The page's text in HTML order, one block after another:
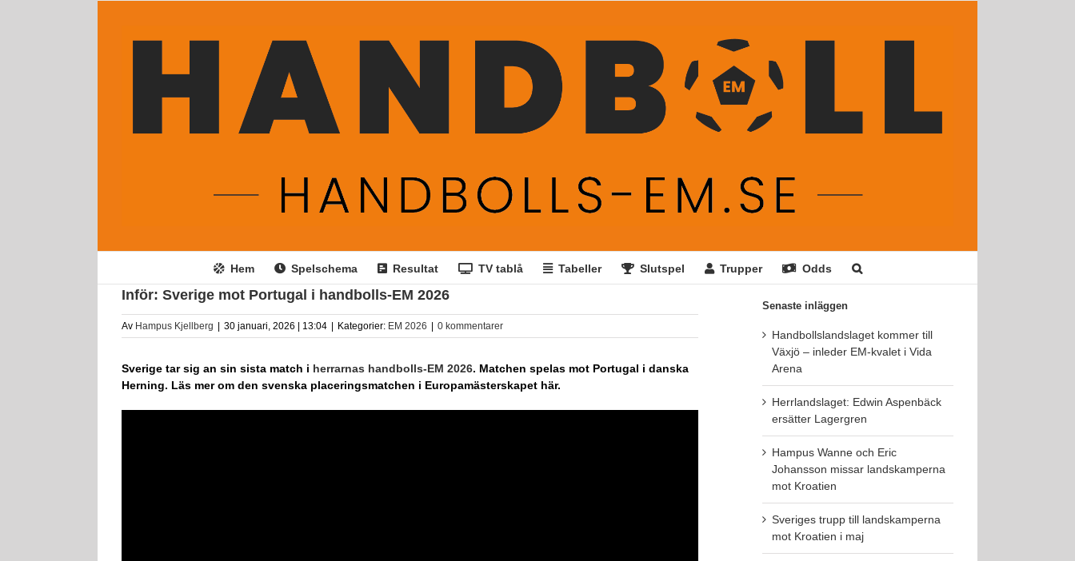
Hem Spelschema Resultat TV tablå Tabeller Slutspel Trupper Odds
Inför: Sverige mot Portugal i handbolls-EM 2026
Av Hampus Kjellberg | 30 januari, 2026 | 13:04 | Kategorier: EM 2026 | 0 kommentarer
Sverige tar sig an sin sista match i herrarnas handbolls-EM 2026. Matchen spelas mot Portugal i danska
Herning. Läs mer om den svenska placeringsmatchen i Europamästerskapet här.
Senaste inläggen
Handbollslandslaget kommer till
Växjö – inleder EM-kvalet i Vida
Arena
Herrlandslaget: Edwin Aspenbäck
ersätter Lagergren
Hampus Wanne och Eric
Johansson missar landskamperna
mot Kroatien
Sveriges trupp till landskamperna
mot Kroatien i maj